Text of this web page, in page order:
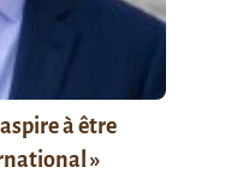
à être
»